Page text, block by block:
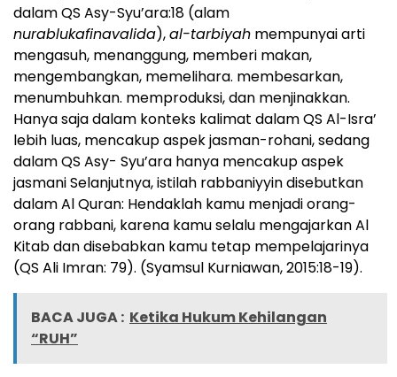
dalam QS Asy-Syu’ara:18 (alam
nurablukafinavalida),al-tarbiyah mempunyai arti
mengasuh, menanggung, memberi makan,
mengembangkan, memelihara. membesarkan,
menumbuhkan. memproduksi, dan menjinakkan.
Hanya saja dalam konteks kalimat dalam QS Al-Isra’
lebih luas, mencakup aspek jasman-rohani, sedang
dalam QS Asy- Syu’ara hanya mencakup aspek
jasmani Selanjutnya, istilah rabbaniyyin disebutkan
dalam Al Quran: Hendaklah kamu menjadi orang-
orang rabbani, karena kamu selalu mengajarkan Al
Kitab dan disebabkan kamu tetap mempelajarinya
(QS Ali Imran: 79). (Syamsul Kurniawan, 2015:18-19).
BACA JUGA : Ketika Hukum Kehilangan
“RUH”